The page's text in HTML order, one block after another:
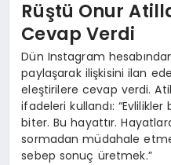
Rüştü Onur
Cevap Verdi
Dün Instagram
paylaşarak ilişkisini ilan
eleştirilere cevap verdi.
ifadeleri kullandı:
biter. Bu hayattır.
sormadan müdahale
sebep sonuç üretmek.”